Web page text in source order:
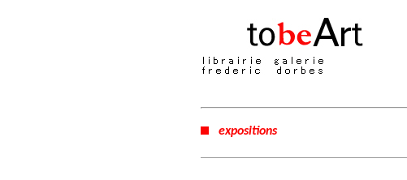
expositions